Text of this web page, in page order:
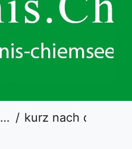
kurz nach den Polarlichtern